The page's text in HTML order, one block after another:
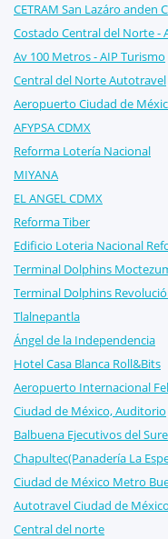
CETRAM San Lazáro anden C
Costado Central del Norte -
Av 100 Metros - AIP Turismo
Central del Norte Autotravel
Aeropuerto Ciudad de
AFYPSA CDMX
Reforma Lotería Nacional
MIYANA
EL ANGEL CDMX
Reforma Tiber
Edificio Loteria Nacional
Terminal Dolphins
Terminal Dolphins
Tlalnepantla
Ángel de la Independencia
Hotel Casa Blanca Roll&Bits
Aeropuerto Internacional
Ciudad de México, Auditorio
Balbuena Ejecutivos del
Chapultec(Panadería La
Ciudad de México Metro
Autotravel Ciudad de México
Central del norte